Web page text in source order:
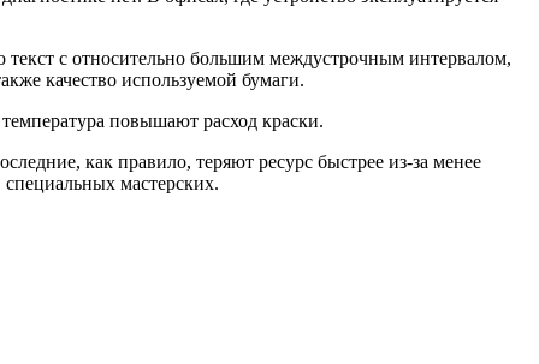
текст с относительно большим междустрочным интервалом,
качество используемой бумаги.
повышают расход краски.
как правило, теряют ресурс быстрее из-за менее
мастерских.